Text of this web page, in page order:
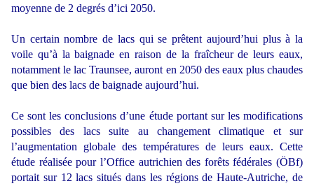
moyenne de 2 degrés d’ici 2050.
Un certain nombre de lacs qui se prêtent aujourd’hui plus à la
voile qu’à la baignade en raison de la fraîcheur de leurs eaux,
notamment le lac Traunsee, auront en 2050 des eaux plus chaudes
que bien des lacs de baignade aujourd’hui.
Ce sont les conclusions d’une étude portant sur les modifications
possibles des lacs suite au changement climatique et sur
l’augmentation globale des températures de leurs eaux. Cette
étude réalisée pour l’Office autrichien des forêts fédérales (ÖBf)
portait sur 12 lacs situés dans les régions de Haute-Autriche, de